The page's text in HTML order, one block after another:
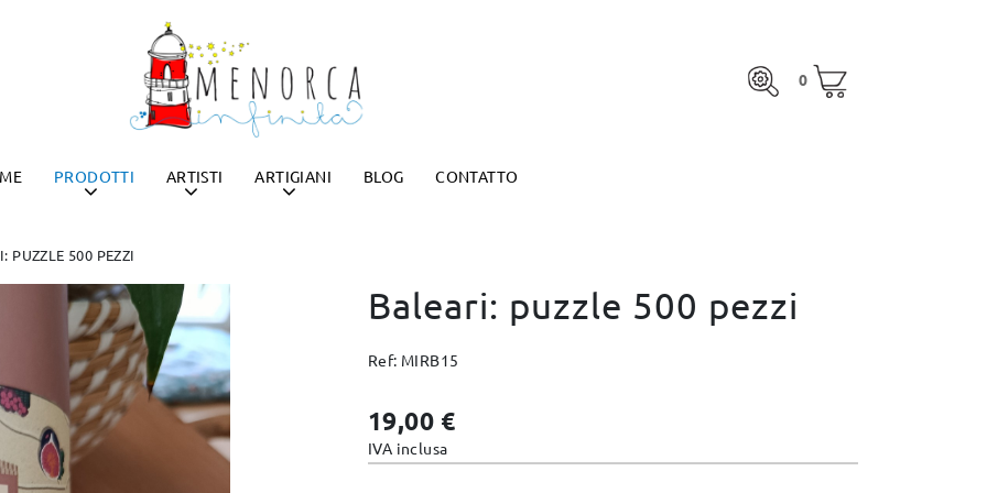
0
PRODOTTI ARTISTI
INFINITA PEBBLES DA STRAYCAT
ARTIGIANI BLOG CONTATTO
ARTISTI
MAGDA TRIAY RIUDAVETS
0,00 €
PUZZLE 500 PEZZI
Baleari: puzzle 500 pezzi
Ref: MIRB15
19,00 €
IVA inclusa